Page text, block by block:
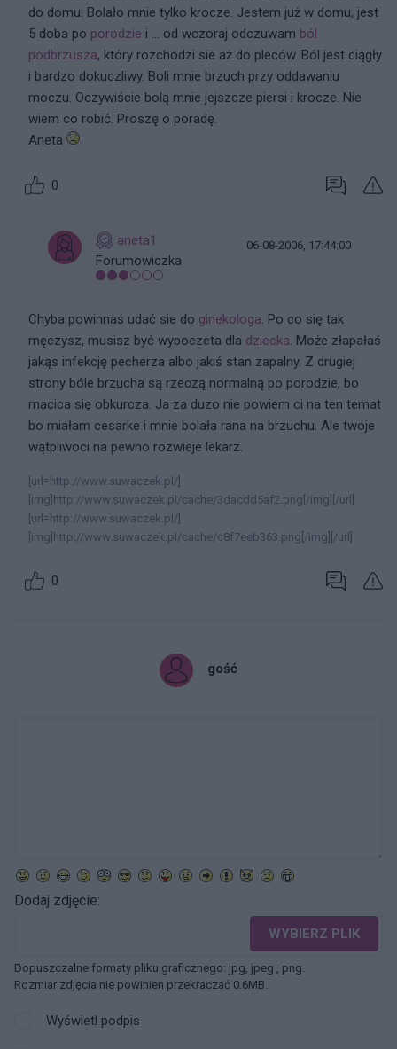
do domu. Bolało mnie tylko krocze. Jestem już w domu, jest
5 doba po porodzie i ... od wczoraj odczuwam ból
podbrzusza, który rozchodzi sie aż do pleców. Ból jest ciągły
i bardzo dokuczliwy. Boli mnie brzuch przy oddawaniu
moczu. Oczywiście bolą mnie jejszcze piersi i krocze. Nie
wiem co robić. Proszę o poradę.
Aneta
0
aneta1
Forumowiczka
06-08-2006, 17:44:00
Chyba powinnaś udać sie do ginekologa. Po co się tak
męczysz, musisz być wypoczeta dla dziecka. Może złapałaś
jakąs infekcję pecherza albo jakiś stan zapalny. Z drugiej
strony bóle brzucha są rzeczą normalną po porodzie, bo
macica się obkurcza. Ja za duzo nie powiem ci na ten temat
bo miałam cesarke i mnie bolała rana na brzuchu. Ale twoje
wątpliwoci na pewno rozwieje lekarz.
[url=http://www.suwaczek.pl/]
[img]http://www.suwaczek.pl/cache/3dacdd5af2.png[/img][/url]
[url=http://www.suwaczek.pl/]
[img]http://www.suwaczek.pl/cache/c8f7eeb363.png[/img][/url]
0
gość
Dodaj zdjęcie:
WYBIERZ PLIK
Dopuszczalne formaty pliku graficznego: jpg, jpeg , png.
Rozmiar zdjęcia nie powinien przekraczać 0.6MB.
Wyświetl podpis